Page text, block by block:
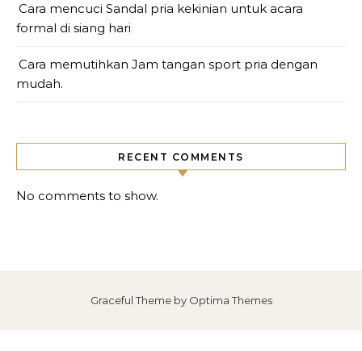
Cara mencuci Sandal pria kekinian untuk acara
formal di siang hari
Cara memutihkan Jam tangan sport pria dengan
mudah.
RECENT COMMENTS
No comments to show.
Graceful Theme by Optima Themes